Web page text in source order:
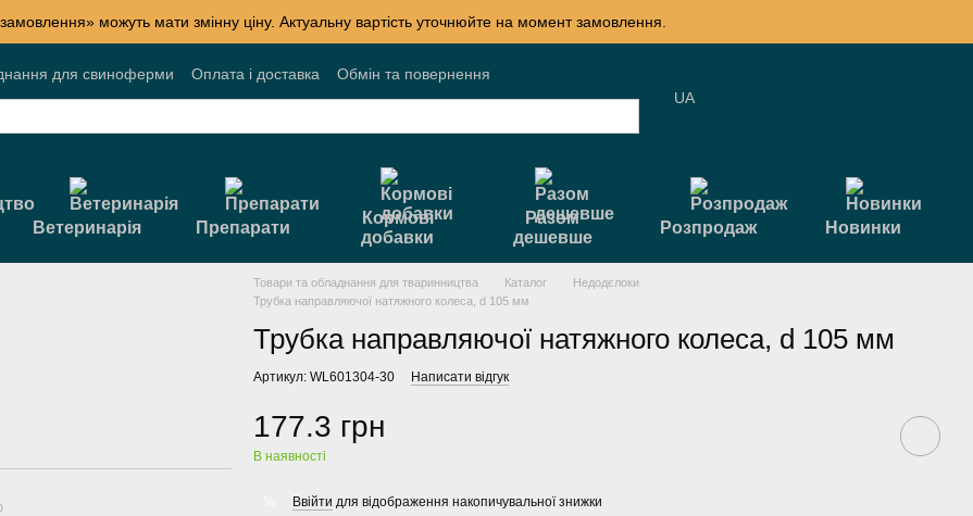
можуть мати змінну ціну. Актуальну вартість уточнюйте на момент замовлення.
для свиноферми Оплата і доставка
Обмін та повернення
Накопичувальні знижки Акції Договір публічної оферти UA
Ветеринарія Препарати
Кормові
добавки
Разом
дешевше
Розпродаж Новинки
Товари та обладнання для тваринництва Каталог
Недодєлоки
Трубка направляючої натяжного колеса, d 105 мм
Трубка направляючої натяжного колеса, d 105 мм
Артикул: WL601304-30 Написати відгук
177.3 грн
В наявності
Ввійти для відображення накопичувальної знижки